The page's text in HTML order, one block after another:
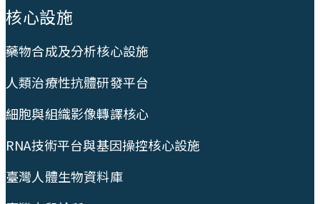
核心設施
藥物合成及分析核心設施
人類治療性抗體研發平台
細胞與組織影像轉譯核心
RNA技術平台與基因操控核心設施
臺灣人體生物資料庫